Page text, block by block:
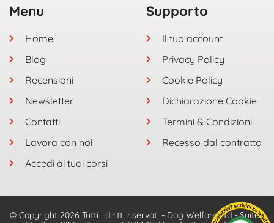
Menu
Home
Blog
Recensioni
Newsletter
Contatti
Lavora con noi
Accedi ai tuoi corsi
Supporto
Il tuo account
Privacy Policy
Cookie Policy
Dichiarazione Cookie
Termini & Condizioni
Recesso dal contratto
© Copyright 2026 Tutti i diritti riservati - Dog Welfare Ltd - Suite 1